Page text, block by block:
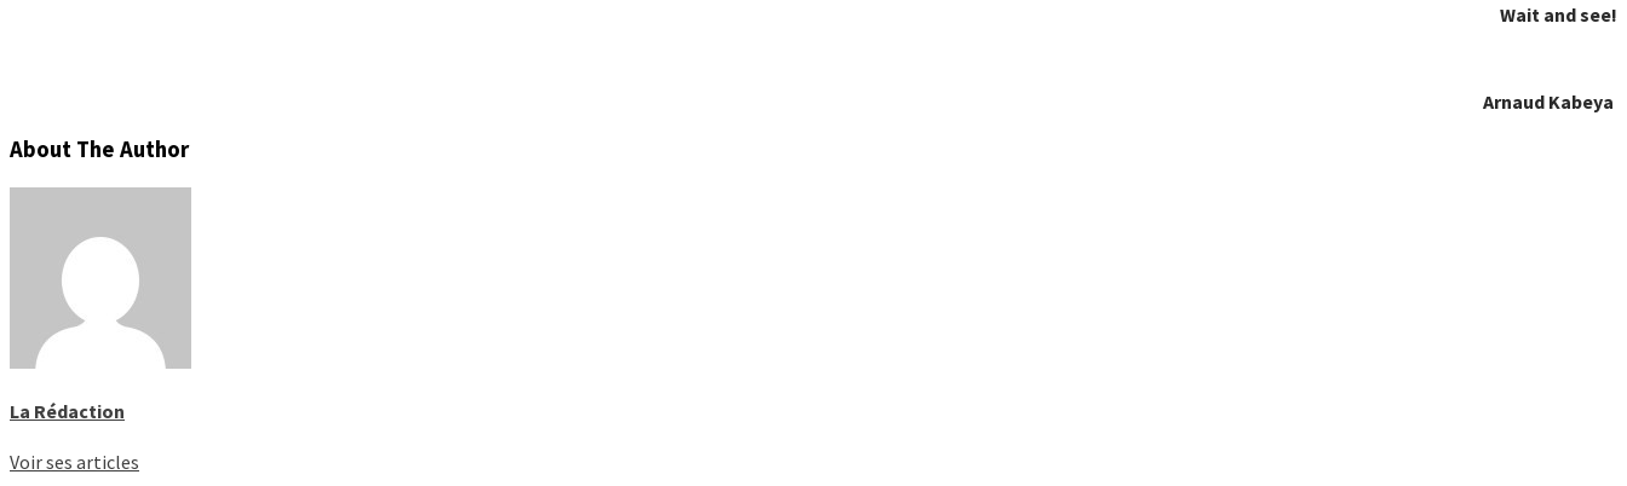
Wait and see!
Arnaud Kabeya
About The Author
La Rédaction
Voir ses articles